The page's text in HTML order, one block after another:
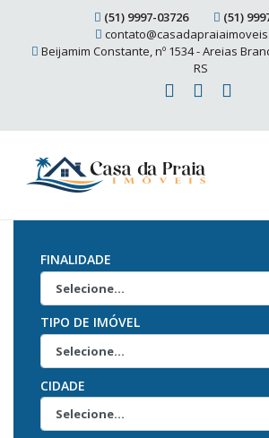
(51) 9997-03726
(51)
Beijamim Constante, nº 1534 - Areias
RS
FINALIDADE
TIPO DE IMÓVEL
CIDADE